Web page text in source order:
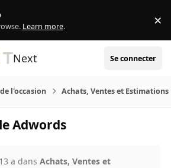
Learn more. ×
Next Se connecter
l'occasion Achats, Ventes et Estimations
Adwords
13 a dansAchats, Ventes et